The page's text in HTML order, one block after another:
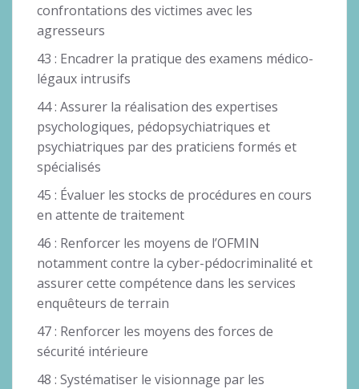
confrontations des victimes avec les
agresseurs
43 : Encadrer la pratique des examens médico-
légaux intrusifs
44 : Assurer la réalisation des expertises
psychologiques, pédopsychiatriques et
psychiatriques par des praticiens formés et
spécialisés
45 : Évaluer les stocks de procédures en cours
en attente de traitement
46 : Renforcer les moyens de l’OFMIN
notamment contre la cyber-pédocriminalité et
assurer cette compétence dans les services
enquêteurs de terrain
47 : Renforcer les moyens des forces de
sécurité intérieure
48 : Systématiser le visionnage par les